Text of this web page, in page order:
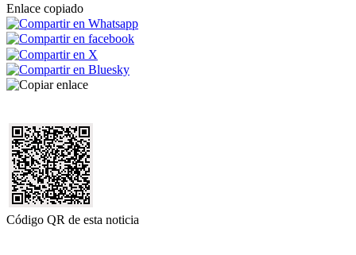
Enlace copiado
Código QR de esta noticia